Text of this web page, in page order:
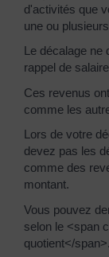
d'activités que
une ou
Le décalage ne
rappel de
Ces revenus
comme les
Lors de votre
devez pas les
comme des
montant.
Vous pouvez
selon le <span
quotient</span>.